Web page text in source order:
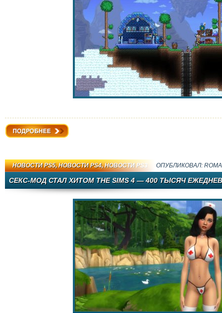
НОВОСТИ PS5,НОВОСТИ PS4,НОВОСТИ PS3 ОПУБЛИКОВАЛ:
СЕКС-МОД СТАЛ ХИТОМ THE SIMS 4 — 400 ТЫСЯЧ